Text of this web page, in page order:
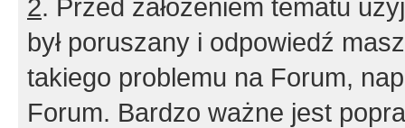
2. Przed założeniem tematu
był poruszany i odpowiedź
takiego problemu na Forum,
Forum. Bardzo ważne jest